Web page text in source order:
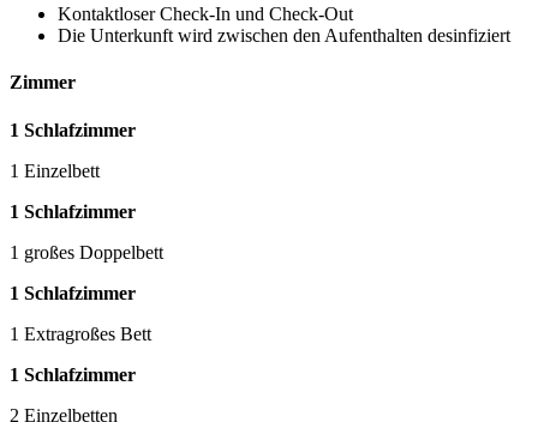
Kontaktloser Check-In und Check-Out
Die Unterkunft wird zwischen den Aufenthalten desinfiziert
Zimmer
1 Schlafzimmer
1 Einzelbett
1 Schlafzimmer
1 großes Doppelbett
1 Schlafzimmer
1 Extragroßes Bett
1 Schlafzimmer
2 Einzelbetten